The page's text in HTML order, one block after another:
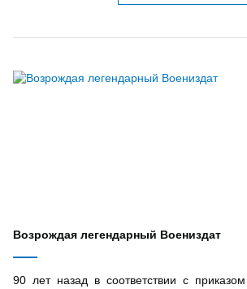
Возрождая легендарный Воениздат
90 лет назад в соответствии с